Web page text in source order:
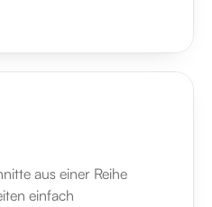
aus einer Reihe
einfach